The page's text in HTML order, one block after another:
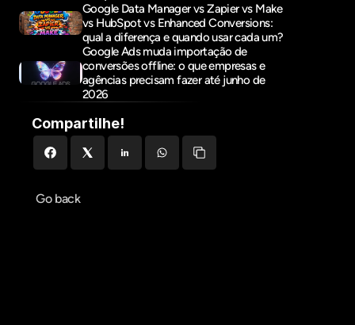
Google Data Manager vs Zapier vs Make
vs HubSpot vs Enhanced Conversions:
qual a diferença e quando usar cada um?
Google Ads muda importação de
conversões offline: o que empresas e
agências precisam fazer até junho de
2026
Compartilhe!
Go back